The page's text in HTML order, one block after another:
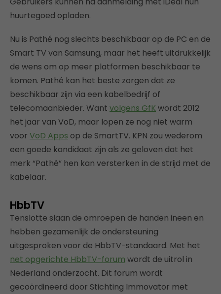
huurtegoed opladen.
Nu is Pathé nog slechts beschikbaar op de PC en de
Smart TV van Samsung, maar het heeft uitdrukkelijk
de wens om op meer platformen beschikbaar te
komen. Pathé kan het beste zorgen dat ze
beschikbaar zijn via een kabelbedrijf of
telecomaanbieder. Want volgens GfK wordt 2012
het jaar van VoD, maar lopen ze nog niet warm
voor VoD Apps op de SmartTV. KPN zou wederom
een goede kandidaat zijn als ze geloven dat het
merk “Pathé” hen kan versterken in de strijd met de
kabelaar.
HbbTV
Tenslotte slaan de omroepen de handen ineen en
hebben gezamenlijk de ondersteuning
uitgesproken voor de HbbTV-standaard. Met het
net opgerichte HbbTV-forum wordt de uitrol in
Nederland onderzocht. Dit forum wordt
gecoördineerd door Stichting Immovator met